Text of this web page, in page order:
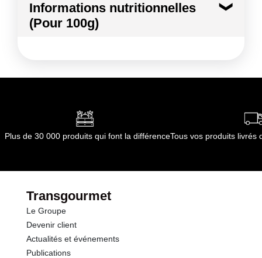
CHOU BROCOLI
Conformément aux informations transmises
Informations nutritionnelles
(Pour 100g)
Kilojoules 114 kj
dont Acides gras saturés 0.27 g
dont Sucres
Fibres
Protéines
Plus de 30 000 produits qui font la différenceTous vos produits livrés
Transgourmet
Le Groupe
Devenir client
Actualités et événements
Publications